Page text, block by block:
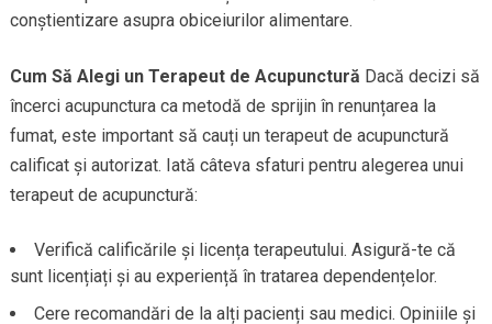
conștientizare asupra obiceiurilor alimentare.
Cum Să Alegi un Terapeut de Acupunctură Dacă decizi să
încerci acupunctura ca metodă de sprijin în renunțarea la
fumat, este important să cauți un terapeut de acupunctură
calificat și autorizat. Iată câteva sfaturi pentru alegerea unui
terapeut de acupunctură:
Verifică calificările și licența terapeutului. Asigură-te că
sunt licențiați și au experiență în tratarea dependențelor.
Cere recomandări de la alți pacienți sau medici. Opiniile și